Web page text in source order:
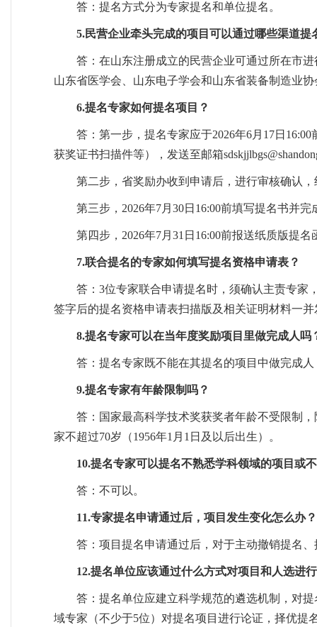
答：提名方式分为专家提名和单位提名。
5.民营企业牵头完成的项目可以通过哪些渠道提
答：在山东注册成立的民营企业可通过所在市
山东省医学会、山东电子学会和山东省装备制造业
6.提名专家如何提名项目？
答：第一步，提名专家应于2026年6月17日
获奖证书扫描件等），发送至邮箱
第二步，省奖励办收到申请后，进行审核确认
第三步，2026年7月30日16:00前填写提名书并完
第四步，2026年7月31日16:00前报送纸质版提
7.联合提名的专家如何填写提名资格申请表？
答：3位专家联合申请提名时，须确认主责专家
签字后的提名资格申请表扫描版及相关证明材料一并
8.提名专家可以在当年度奖励项目里做完成人吗
答：提名专家既不能在其提名的项目中做完成
9.提名专家有年龄限制吗？
答：国家最高科学技术奖获奖者年龄不受限制
家不超过70岁（1956年1月1日及以后出生）。
10.提名专家可以提名不熟悉学科领域的项目或
答：不可以。
11.专家提名申请通过后，项目发生变化怎么办？
答：项目提名申请通过后，对于主动撤销提名
12.提名单位应该通过什么方式对项目和人选进
答：提名单位应建立科学规范的遴选机制，对
域专家（不少于5位）对提名项目进行论证，择优提